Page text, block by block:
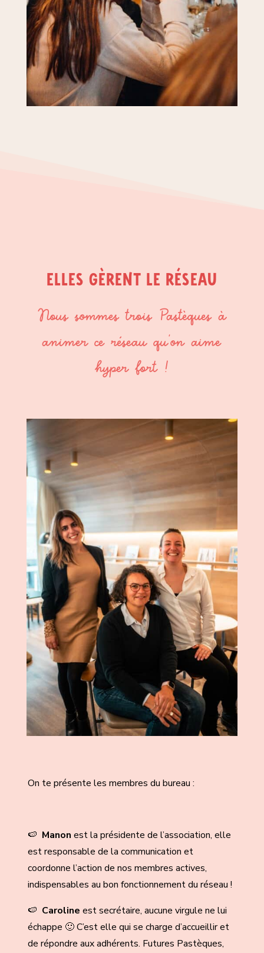
Elles gèrent le réseau
Nous sommes trois Pastèques à
animer ce réseau qu’on aime
hyper fort !
On te présente les membres du bureau :
🍉 Manon est la présidente de l’association, elle
est responsable de la communication et
coordonne l’action de nos membres actives,
indispensables au bon fonctionnement du réseau !
🍉 Caroline est secrétaire, aucune virgule ne lui
échappe 🙂 C’est elle qui se charge d’accueillir et
de répondre aux adhérents. Futures Pastèques,